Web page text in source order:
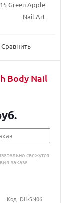
15 Green Apple
Nail Art
Сравнить
Body Nail
свяжутся
заказа
Код: DH-SN06